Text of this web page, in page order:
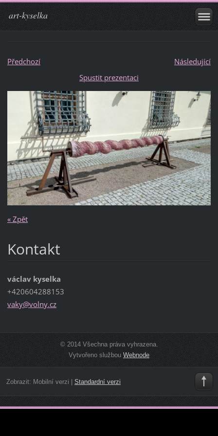
art-kyselka
Předchozí
Následující
Spustit prezentaci
« Zpět
Kontakt
václav kyselka
+420604288153
vaky@volny.cz
© 2014 Všechna práva vyhrazena.
Vytvořeno službou Webnode
Zobrazit: Mobilní verzi Standardní verzi